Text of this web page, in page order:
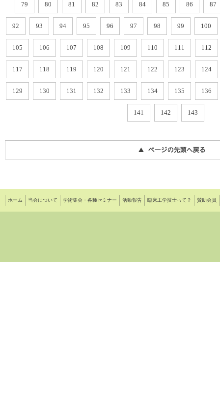
79 80 81 82 83 84 85 86 87
92 93 94 95 96 97 98 99 100
105 106 107 108 109 110 111 112
117 118 119 120 121 122 123 124
129 130 131 132 133 134 135 136
141 142 143
ホーム 当会について 学術集会・各種セミナー 活動報告 臨床工学技士って？ 賛助会員